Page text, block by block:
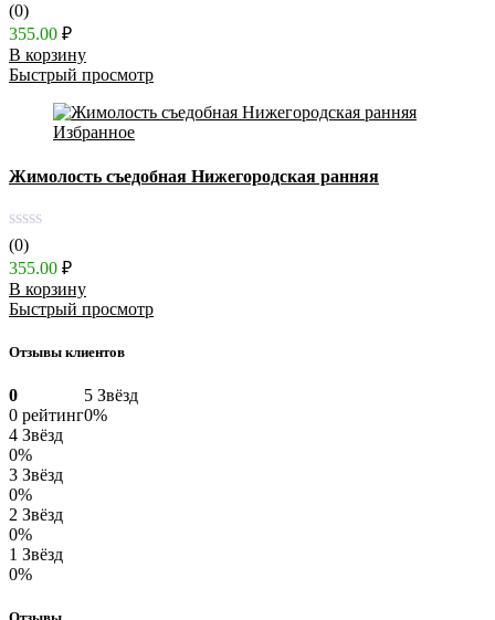
(0)
355.00 ₽
В корзину
Быстрый просмотр
Избранное
Жимолость съедобная Нижегородская ранняя
(0)
355.00 ₽
В корзину
Быстрый просмотр
Отзывы клиентов
0
0 рейтинг
5 Звёзд
0%
4 Звёзд
0%
3 Звёзд
0%
2 Звёзд
0%
1 Звёзд
0%